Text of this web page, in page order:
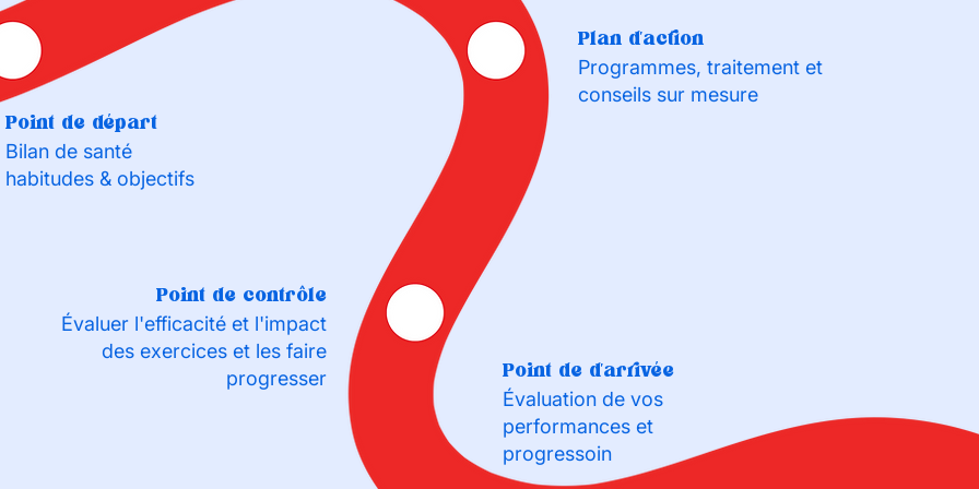
Point de départ
Bilan de santé
habitudes & objectifs
Plan d'action
Programmes, traitement et
conseils sur mesure
Point de contrôle
Évaluer l'efficacité et l'impact
des exercices et les faire
progresser
Point de d'arrivée
Évaluation de vos
performances et
progressoin